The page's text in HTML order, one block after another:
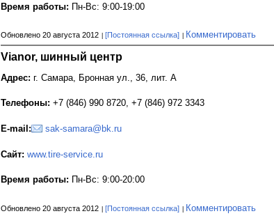
Время работы: Пн-Вс: 9:00-19:00
Обновлено 20 августа 2012 [Постоянная ссылка] Комментировать
Vianor, шинный центр
Адрес: г. Самара, Бронная ул., 36, лит. А
Телефоны: +7 (846) 990 8720, +7 (846) 972 3343
E-mail: sak-samara@bk.ru
Сайт: www.tire-service.ru
Время работы: Пн-Вс: 9:00-20:00
Обновлено 20 августа 2012 [Постоянная ссылка] Комментировать